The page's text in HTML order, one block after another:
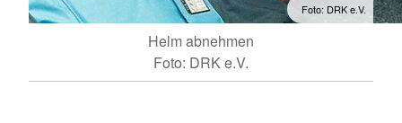
Foto: DRK e.V.
Helm abnehmen
Foto: DRK e.V.